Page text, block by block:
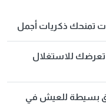
تمنحك ذكريات أجمل
للاستغلال
بسيطة للعيش في